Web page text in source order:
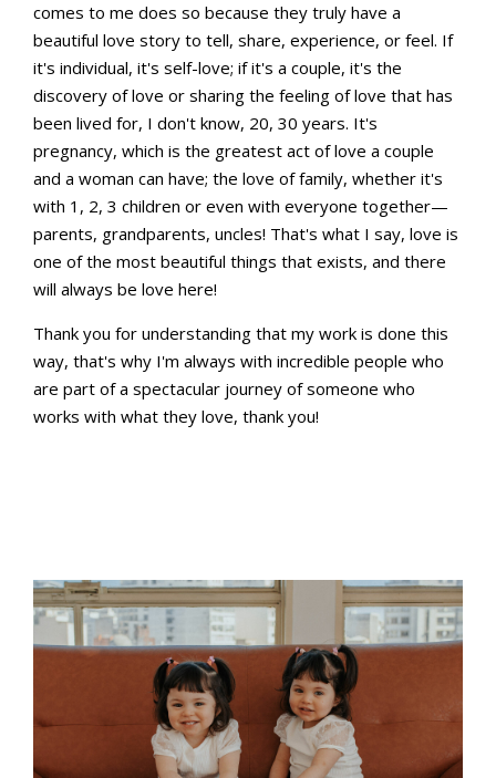
comes to me does so because they truly have a
beautiful love story to tell, share, experience, or feel. If
it's individual, it's self-love; if it's a couple, it's the
discovery of love or sharing the feeling of love that has
been lived for, I don't know, 20, 30 years. It's
pregnancy, which is the greatest act of love a couple
and a woman can have; the love of family, whether it's
with 1, 2, 3 children or even with everyone together—
parents, grandparents, uncles! That's what I say, love is
one of the most beautiful things that exists, and there
will always be love here!
Thank you for understanding that my work is done this
way, that's why I'm always with incredible people who
are part of a spectacular journey of someone who
works with what they love, thank you!